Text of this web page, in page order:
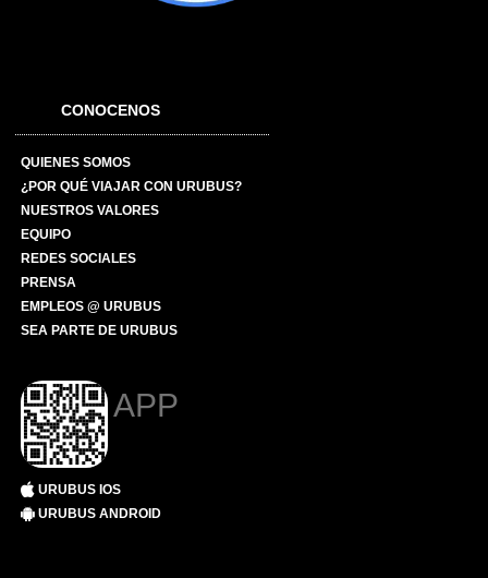
CONOCENOS
QUIENES SOMOS
¿POR QUÉ VIAJAR CON URUBUS?
NUESTROS VALORES
EQUIPO
REDES SOCIALES
PRENSA
EMPLEOS @ URUBUS
SEA PARTE DE URUBUS
APP
URUBUS IOS
URUBUS ANDROID